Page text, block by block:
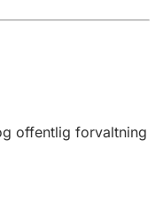
offentlig forvaltning